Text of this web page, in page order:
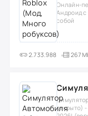
Онлайн-
Андроид
собой
2.733.988 267
открыто)